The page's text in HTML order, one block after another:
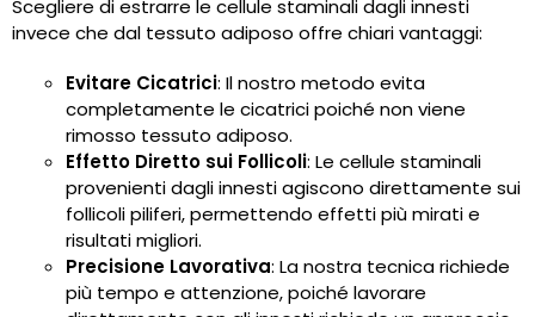
Scegliere di estrarre le cellule staminali dagli innesti
invece che dal tessuto adiposo offre chiari vantaggi:
Evitare Cicatrici: Il nostro metodo evita
completamente le cicatrici poiché non viene
rimosso tessuto adiposo.
Effetto Diretto sui Follicoli: Le cellule staminali
provenienti dagli innesti agiscono direttamente sui
follicoli piliferi, permettendo effetti più mirati e
risultati migliori.
Precisione Lavorativa: La nostra tecnica richiede
più tempo e attenzione, poiché lavorare